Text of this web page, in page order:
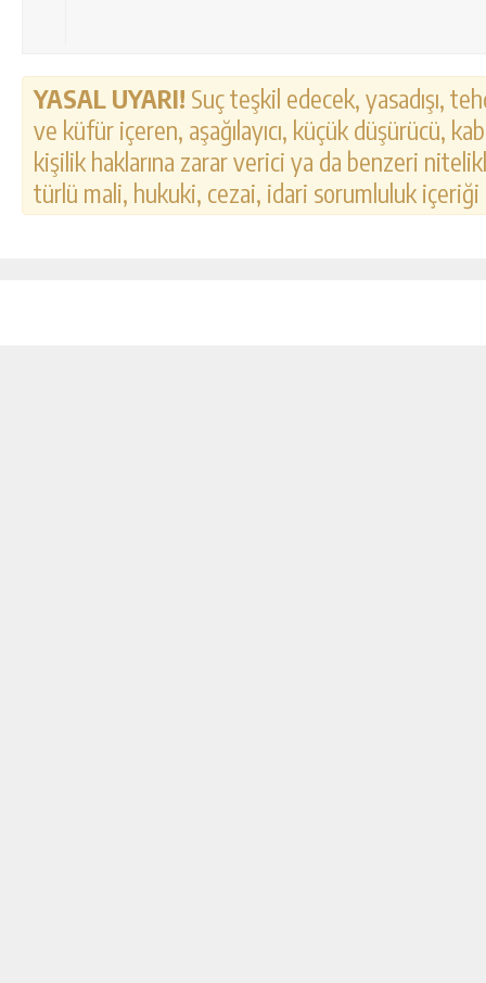
YASAL UYARI! Suç teşkil edecek, yasadışı,
ve küfür içeren, aşağılayıcı, küçük düşürücü,
kişilik haklarına zarar verici ya da benzeri
türlü mali, hukuki, cezai, idari sorumluluk